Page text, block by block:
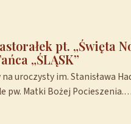
pt. „Święta
„ŚLĄSK”
uroczysty im. Stanisława
pw. Matki Bożej Pocieszenia.…